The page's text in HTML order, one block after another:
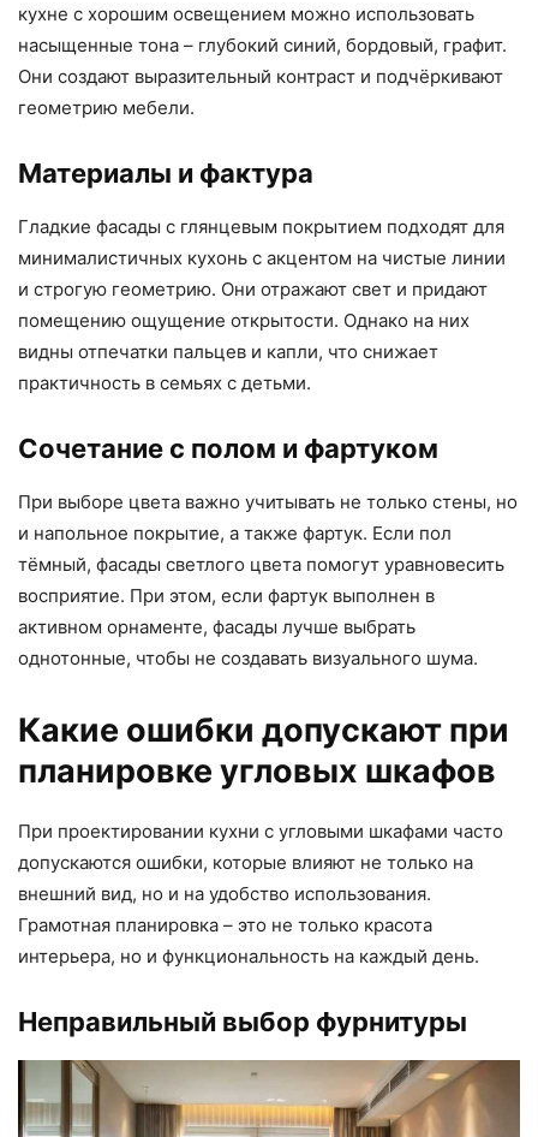
кухне с хорошим освещением можно использовать
насыщенные тона – глубокий синий, бордовый, графит.
Они создают выразительный контраст и подчёркивают
геометрию мебели.
Материалы и фактура
Гладкие фасады с глянцевым покрытием подходят для
минималистичных кухонь с акцентом на чистые линии
и строгую геометрию. Они отражают свет и придают
помещению ощущение открытости. Однако на них
видны отпечатки пальцев и капли, что снижает
практичность в семьях с детьми.
Сочетание с полом и фартуком
При выборе цвета важно учитывать не только стены, но
и напольное покрытие, а также фартук. Если пол
тёмный, фасады светлого цвета помогут уравновесить
восприятие. При этом, если фартук выполнен в
активном орнаменте, фасады лучше выбрать
однотонные, чтобы не создавать визуального шума.
Какие ошибки допускают при
планировке угловых шкафов
При проектировании кухни с угловыми шкафами часто
допускаются ошибки, которые влияют не только на
внешний вид, но и на удобство использования.
Грамотная планировка – это не только красота
интерьера, но и функциональность на каждый день.
Неправильный выбор фурнитуры